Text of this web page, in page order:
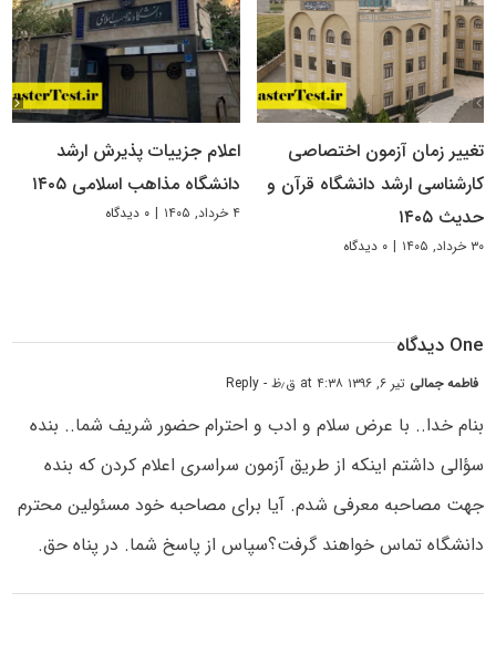
تغییر زمان آزمون اختصاصی
کارشناسی ارشد دانشگاه قرآن و
حدیث ۱۴۰۵
۳۰ خرداد, ۱۴۰۵ | ۰ دیدگاه
اعلام جزییات پذیرش ارشد
دانشگاه مذاهب اسلامی ۱۴۰۵
۴ خرداد, ۱۴۰۵ | ۰ دیدگاه
One دیدگاه
فاطمه جمالی تیر ۶, ۱۳۹۶ at ۴:۳۸ ق٫ظ - Reply
بنام خدا.. با عرض سلام و ادب و احترام حضور شریف شما.. بنده
سؤالی داشتم اینکه از طریق آزمون سراسری اعلام کردن که بنده
جهت مصاحبه معرفی شدم. آیا برای مصاحبه خود مسئولین محترم
دانشگاه تماس خواهند گرفت؟سپاس از پاسخ شما. در پناه حق.